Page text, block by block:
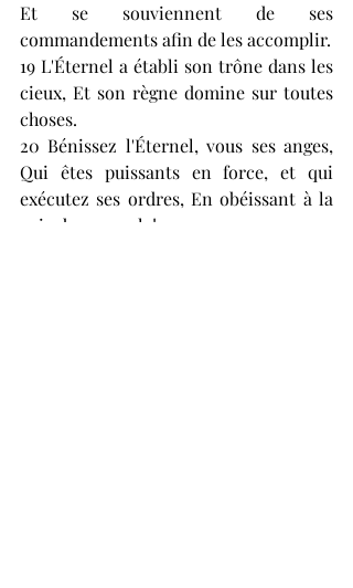
Et se souviennent de ses
commandements afin de les accomplir.
19 L'Éternel a établi son trône dans les
cieux, Et son règne domine sur toutes
choses.
20 Bénissez l'Éternel, vous ses anges,
Qui êtes puissants en force, et qui
exécutez ses ordres, En obéissant à la
voix de sa parole!